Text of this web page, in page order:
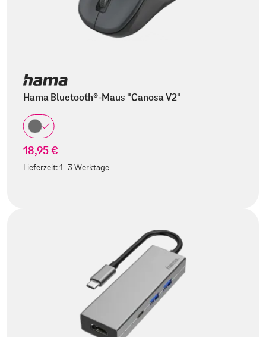
Hama Bluetooth®-Maus "Canosa V2"
18,95 €
Lieferzeit:1-3 Werktage